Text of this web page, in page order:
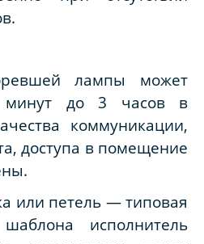
лампы может
минут до 3 часов в
коммуникации,
доступа в помещение
или петель — типовая
исполнитель